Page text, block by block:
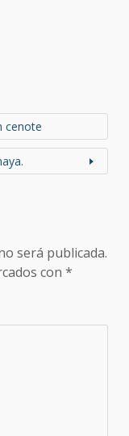
cenote
será publicada.
con *